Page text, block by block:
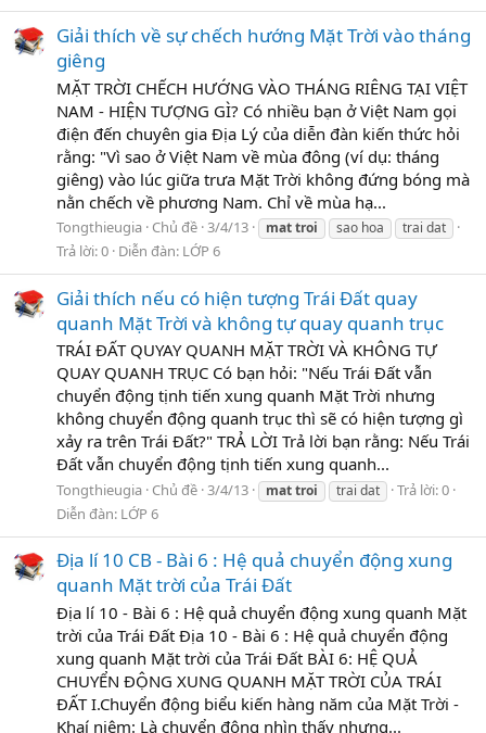
Giải thích về sự chếch hướng Mặt Trời vào tháng
giêng
MẶT TRỜI CHẾCH HƯỚNG VÀO THÁNG RIÊNG TẠI VIỆT
NAM - HIỆN TƯỢNG GÌ? Có nhiều bạn ở Việt Nam gọi
điện đến chuyên gia Địa Lý của diễn đàn kiến thức hỏi
rằng: "Vì sao ở Việt Nam về mùa đông (ví dụ: tháng
giêng) vào lúc giữa trưa Mặt Trời không đứng bóng mà
nằn chếch về phương Nam. Chỉ về mùa hạ...
Tongthieugia Chủ đề 3/4/13 mattroi sao hoa trai dat
Trả lời: 0 Diễn đàn: LỚP 6
Giải thích nếu có hiện tượng Trái Đất quay
quanh Mặt Trời và không tự quay quanh trục
TRÁI ĐẤT QUYAY QUANH MẶT TRỜI VÀ KHÔNG TỰ
QUAY QUANH TRỤC Có bạn hỏi: "Nếu Trái Đất vẫn
chuyển động tịnh tiến xung quanh Mặt Trời nhưng
không chuyển động quanh trục thì sẽ có hiện tượng gì
xảy ra trên Trái Đất?" TRẢ LỜI Trả lời bạn rằng: Nếu Trái
Đất vẫn chuyển động tịnh tiến xung quanh...
Tongthieugia Chủ đề 3/4/13 mattroi trai dat
Trả lời: 0
Diễn đàn: LỚP 6
Địa lí 10 CB - Bài 6 : Hệ quả chuyển động xung
quanh Mặt trời của Trái Đất
Địa lí 10 - Bài 6 : Hệ quả chuyển động xung quanh Mặt
trời của Trái Đất Địa 10 - Bài 6 : Hệ quả chuyển động
xung quanh Mặt trời của Trái Đất BÀI 6: HỆ QUẢ
CHUYỂN ĐỘNG XUNG QUANH MẶT TRỜI CỦA TRÁI
ĐẤT I.Chuyển động biểu kiến hàng năm của Mặt Trời -
Khaí niệm: Là chuyển động nhìn thấy nhưng...